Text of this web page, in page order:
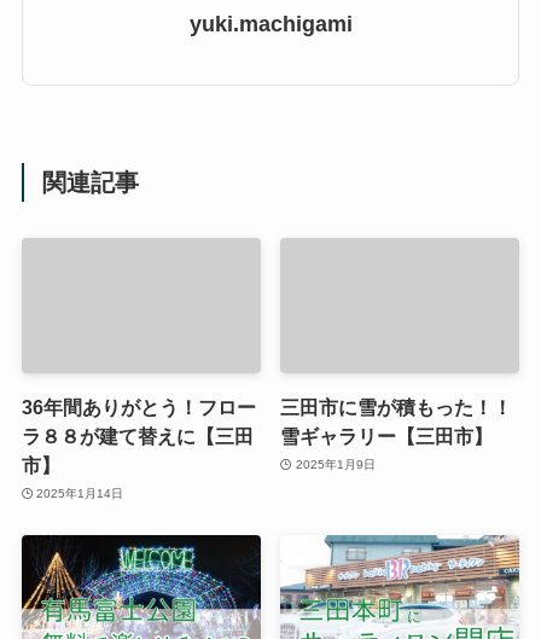
yuki.machigami
関連記事
36年間ありがとう！フロー
ラ８８が建て替えに【三田
市】
2025年1月14日
三田市に雪が積もった！！
雪ギャラリー【三田市】
2025年1月9日